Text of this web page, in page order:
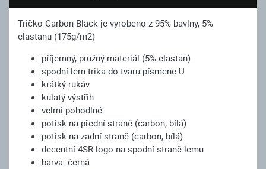
Tričko Carbon Black je vyrobeno z 95% bavlny, 5%
elastanu (175g/m2)
příjemný, pružný materiál (5% elastan)
spodní lem trika do tvaru písmene U
krátký rukáv
kulatý výstřih
velmi pohodlné
potisk na přední straně (carbon, bílá)
potisk na zadní straně (carbon, bílá)
decentní 4SR logo na spodní straně lemu
barva: černá